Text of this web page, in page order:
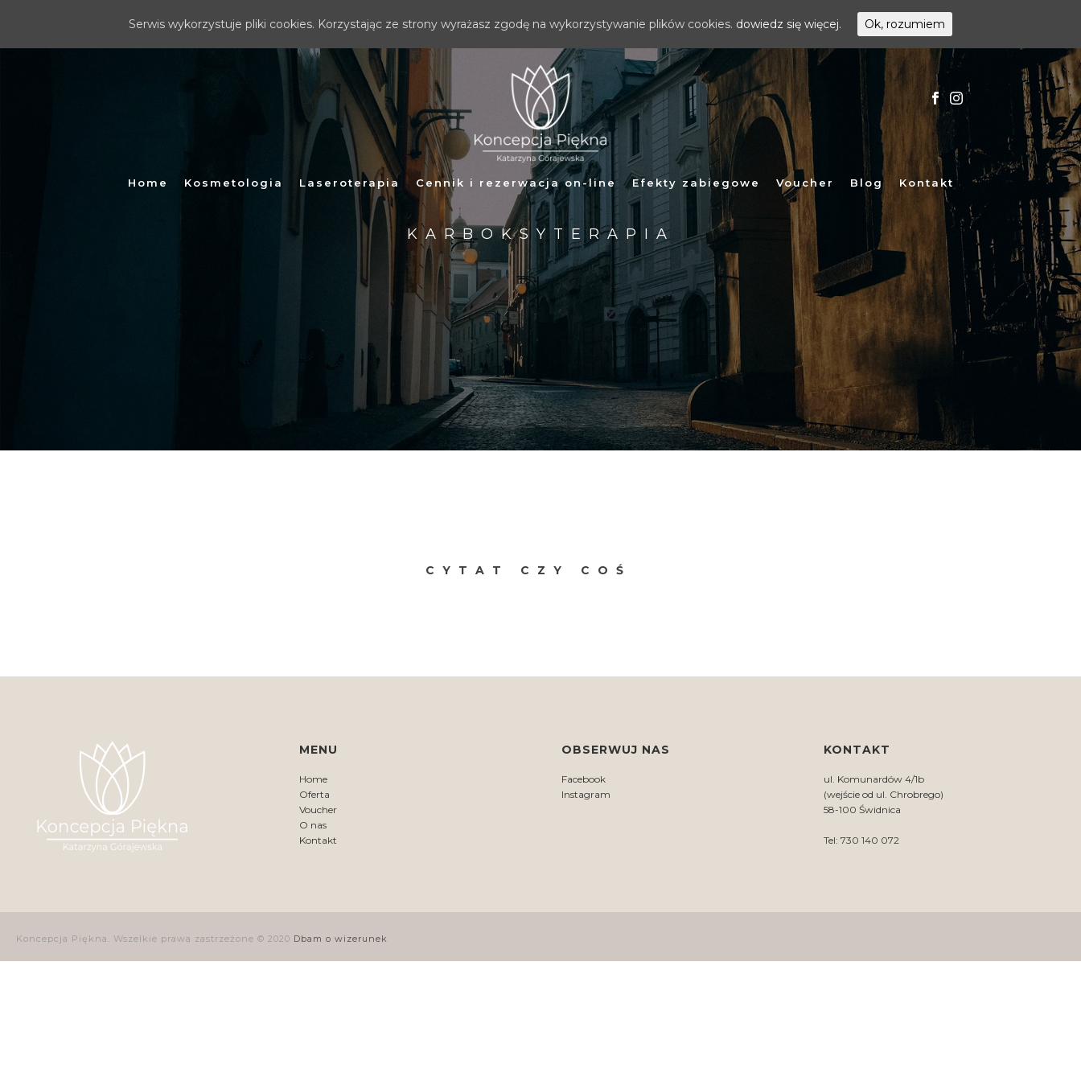
Home Kosmetologia Laseroterapia Cennik i rezerwacja on-line Efekty zabiegowe Voucher Blog Kontakt
KARBOKSYTERAPIA
CYTAT CZY COŚ
MENU
Home
Oferta
Voucher
O nas
Kontakt
OBSERWUJ NAS
Facebook
Instagram
KONTAKT
ul. Komunardów 4/1b
(wejście od ul. Chrobrego)
58-100 Świdnica
Tel: 730 140 072
Koncepcja Piękna. Wszelkie prawa zastrzeżone © 2020 Dbam o wizerunek
Serwis wykorzystuje pliki cookies. Korzystając ze strony wyrażasz zgodę na wykorzystywanie plików cookies. dowiedz się więcej. Ok, rozumiem